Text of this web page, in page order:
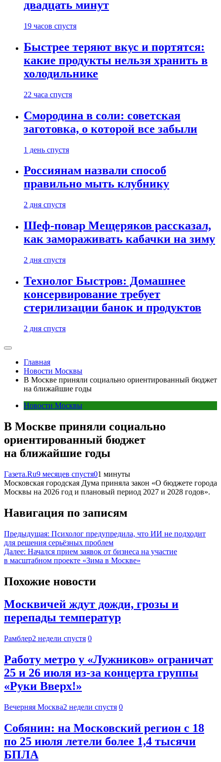
двадцать минут
19 часов спустя
Быстрее теряют вкус и портятся:
какие продукты нельзя хранить в
холодильнике
22 часа спустя
Смородина в соли: советская
заготовка, о которой все забыли
1 день спустя
Россиянам назвали способ
правильно мыть клубнику
2 дня спустя
Шеф-повар Мещеряков рассказал,
как замораживать кабачки на зиму
2 дня спустя
Технолог Быстров: Домашнее
консервирование требует
стерилизации банок и продуктов
2 дня спустя
Главная
Новости Москвы
В Москве приняли социально ориентированный бюджет
на ближайшие годы
Новости Москвы
В Москве приняли социально
ориентированный бюджет
на ближайшие годы
Газета.Ru9 месяцев спустя01 минуты
Московская городская Дума приняла закон «О бюджете города
Москвы на 2026 год и плановый период 2027 и 2028 годов».
Навигация по записям
Предыдущая: Психолог предупредила, что ИИ не подходит
для решения серьёзных проблем
Далее: Начался прием заявок от бизнеса на участие
в масштабном проекте «Зима в Москве»
Похожие новости
Москвичей ждут дожди, грозы и
перепады температур
Рамблер2 недели спустя 0
Работу метро у «Лужников» ограничат
25 и 26 июля из-за концерта группы
«Руки Вверх!»
Вечерняя Москва2 недели спустя 0
Собянин: на Московский регион с 18
по 25 июля летели более 1,4 тысячи
БПЛА